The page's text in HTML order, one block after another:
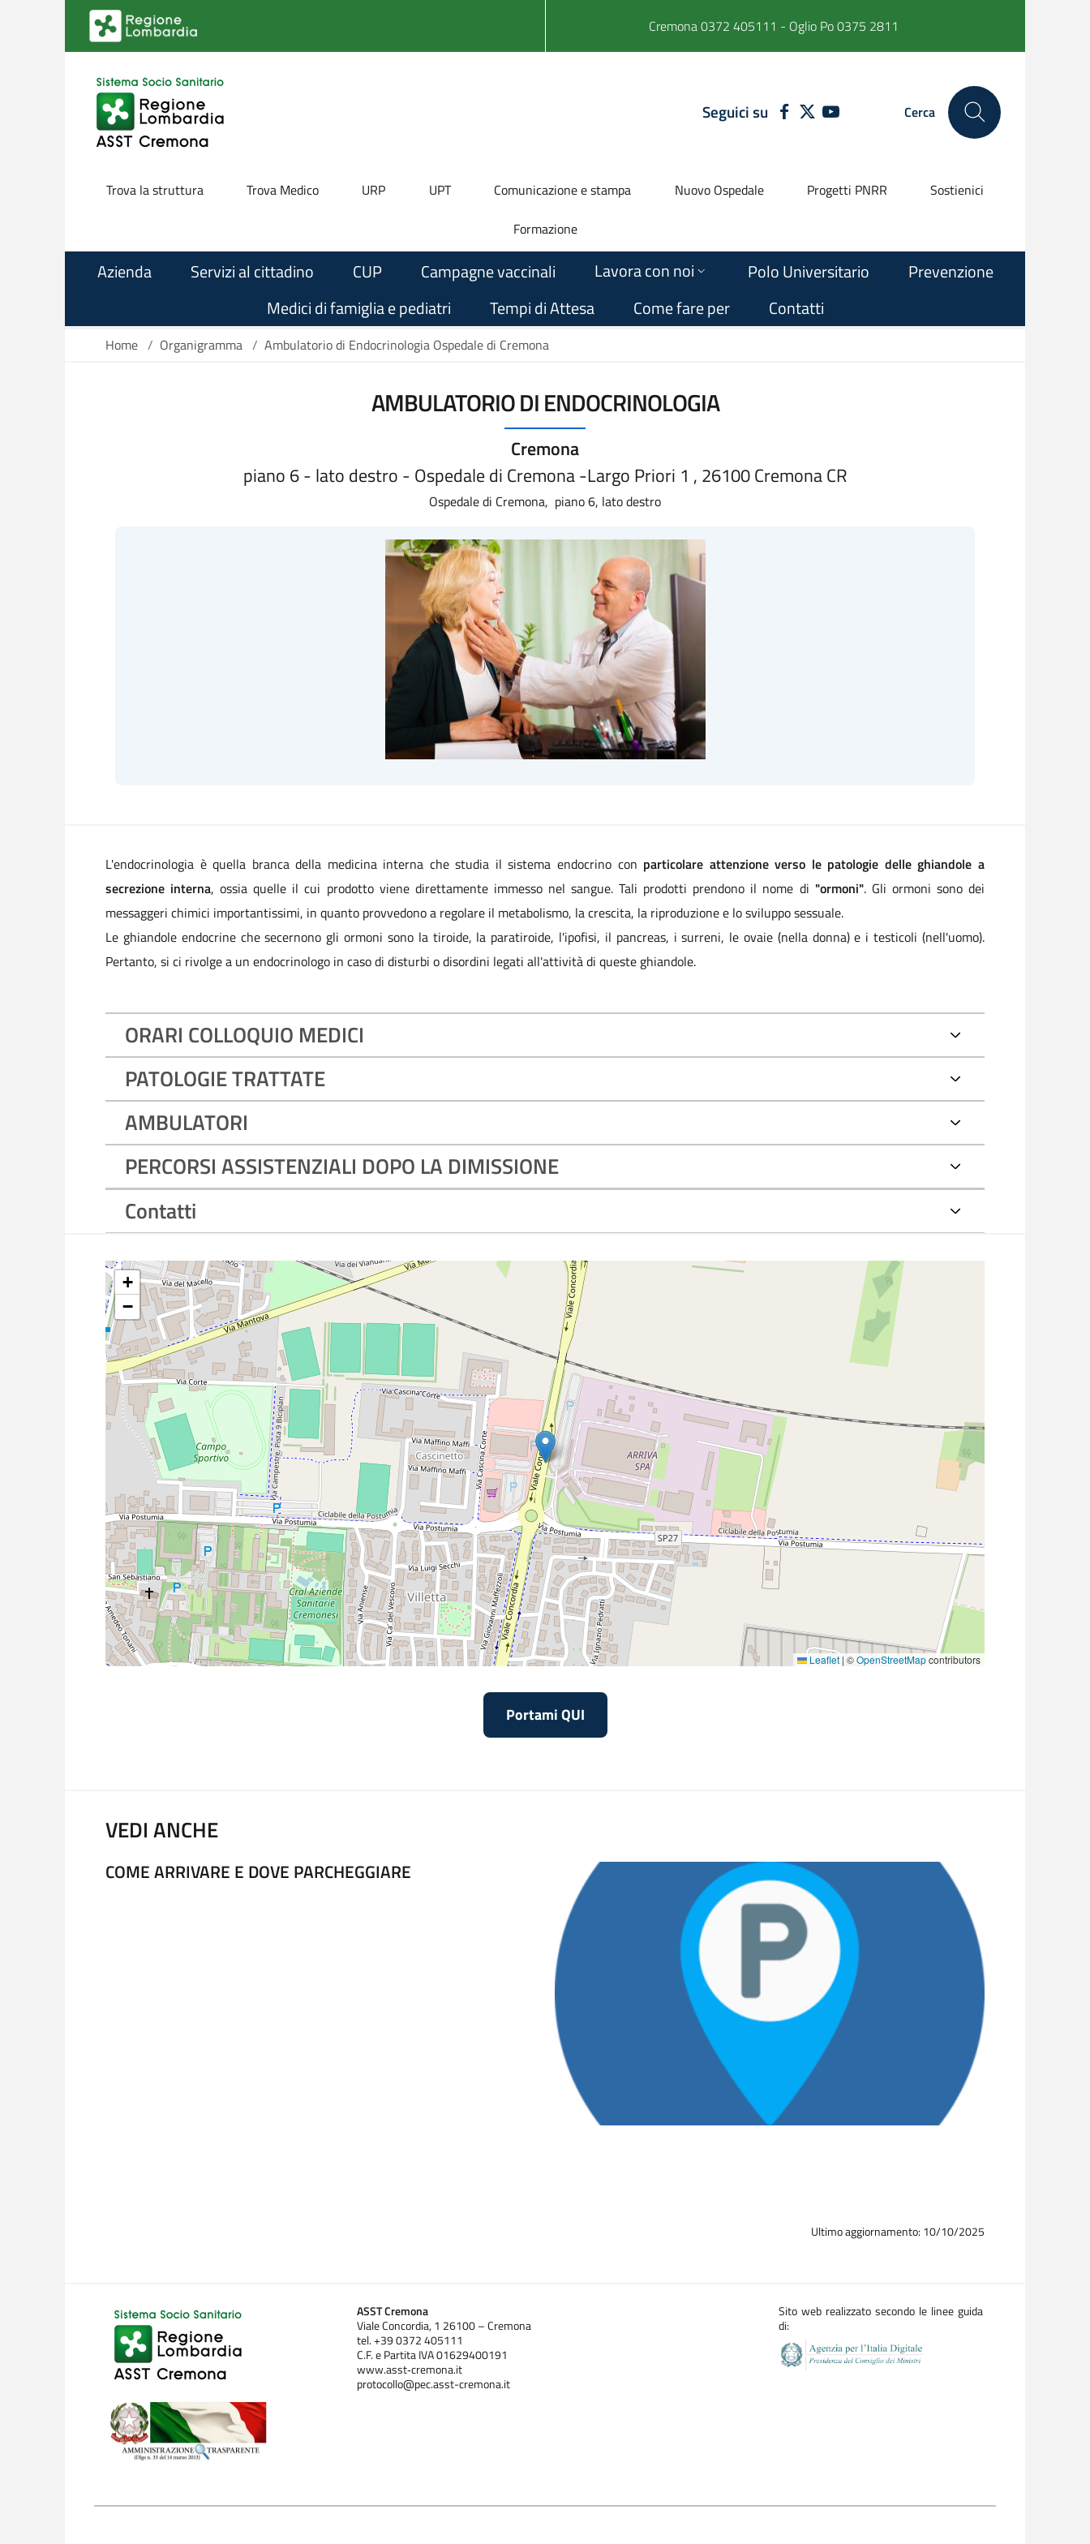
Salta al contenuto principale
Cremona 0372 405111 - Oglio Po 0375 2811
Seguici suFACEBOOK
TWITTERYOUTUBE Cerca
Trova la struttura Trova Medico URP UPT Comunicazione e stampa Nuovo Ospedale Progetti PNRR
Sostienici
Formazione
Azienda Servizi al cittadino CUP Campagne vaccinali Lavora con noi Polo Universitario
Prevenzione
Medici di famiglia e pediatri
Tempi di Attesa Come fare per Contatti
Home / Organigramma / Ambulatorio di Endocrinologia Ospedale di Cremona
AMBULATORIO DI ENDOCRINOLOGIA
Cremona
piano 6 - lato destro - Ospedale di Cremona -Largo Priori 1 , 26100 Cremona CR
Ospedale di Cremona, piano 6, lato destro
L'endocrinologia è quella branca della medicina interna che studia il sistema endocrino con particolare attenzione verso le patologie delle ghiandole a
secrezione interna, ossia quelle il cui prodotto viene direttamente immesso nel sangue. Tali prodotti prendono il nome di "ormoni". Gli ormoni sono dei
messaggeri chimici importantissimi, in quanto provvedono a regolare il metabolismo, la crescita, la riproduzione e lo sviluppo sessuale.
Le ghiandole endocrine che secernono gli ormoni sono la tiroide, la paratiroide, l'ipofisi, il pancreas, i surreni, le ovaie (nella donna) e i testicoli (nell'uomo).
Pertanto, si ci rivolge a un endocrinologo in caso di disturbi o disordini legati all'attività di queste ghiandole.
ORARI COLLOQUIO MEDICI
PATOLOGIE TRATTATE
AMBULATORI
PERCORSI ASSISTENZIALI DOPO LA DIMISSIONE
Contatti
+
−
Leaflet | ©OpenStreetMapcontributors
Portami QUI
VEDI ANCHE
COME ARRIVARE E DOVE PARCHEGGIARE
Ultimo aggiornamento: 10/10/2025
ASST Cremona
Viale Concordia, 1 26100 – Cremona
tel. +39 0372 405111
C.F. e Partita IVA 01629400191
www.asst‐cremona.it
protocollo@pec.asst-cremona.it
Sito web realizzato secondo le linee guida
di: